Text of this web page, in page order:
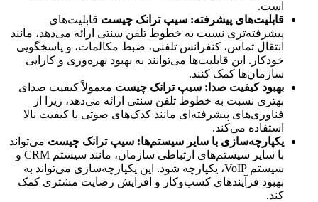
است.
قابلیت‌های پیشرفته: سیپ ترانک چیست قابلیت‌های
پیشرفته‌تری نسبت به خطوط تلفن سنتی ارائه می‌دهد، مانند
انتقال تماس، کنفرانس تلفنی، ضبط مکالمات، و پاسخگویی
خودکار. این قابلیت‌ها می‌توانند به بهبود بهره‌وری و کارایی
سازمان‌ها کمک کنند.
بهبود کیفیت صدا: سیپ ترانک چیست معمولاً کیفیت صدای
بهتری نسبت به خطوط تلفن سنتی ارائه می‌دهد، زیرا از
فناوری‌های پیشرفته‌ای مانند کدک‌های صوتی با کیفیت بالا
استفاده می‌کند.
یکپارچه‌سازی با سایر سیستم‌ها: سیپ ترانک چیست می‌تواند
با سایر سیستم‌های ارتباطی سازمان، مانند سیستم CRM و
سیستم VoIP، یکپارچه شود. این یکپارچه‌سازی می‌تواند به
بهبود فرآیندهای کسب‌وکار و افزایش رضایت مشتری کمک
کند.